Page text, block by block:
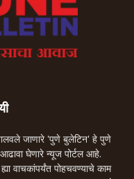
चालवले जाणारे 'पुणे बुलेटिन' हे पुणे
घेणारे न्यूज पोर्टल आहे.
वाचकांपर्यंत पोहचवण्याचे काम